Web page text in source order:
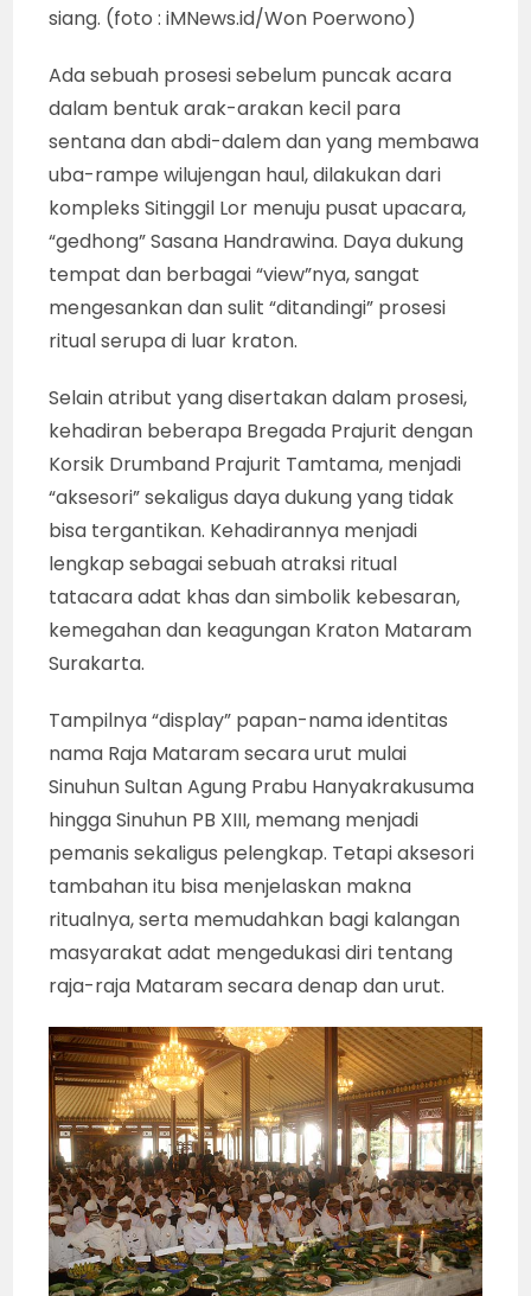
siang. (foto : iMNews.id/Won Poerwono)
Ada sebuah prosesi sebelum puncak acara
dalam bentuk arak-arakan kecil para
sentana dan abdi-dalem dan yang membawa
uba-rampe wilujengan haul, dilakukan dari
kompleks Sitinggil Lor menuju pusat upacara,
“gedhong” Sasana Handrawina. Daya dukung
tempat dan berbagai “view”nya, sangat
mengesankan dan sulit “ditandingi” prosesi
ritual serupa di luar kraton.
Selain atribut yang disertakan dalam prosesi,
kehadiran beberapa Bregada Prajurit dengan
Korsik Drumband Prajurit Tamtama, menjadi
“aksesori” sekaligus daya dukung yang tidak
bisa tergantikan. Kehadirannya menjadi
lengkap sebagai sebuah atraksi ritual
tatacara adat khas dan simbolik kebesaran,
kemegahan dan keagungan Kraton Mataram
Surakarta.
Tampilnya “display” papan-nama identitas
nama Raja Mataram secara urut mulai
Sinuhun Sultan Agung Prabu Hanyakrakusuma
hingga Sinuhun PB XIII, memang menjadi
pemanis sekaligus pelengkap. Tetapi aksesori
tambahan itu bisa menjelaskan makna
ritualnya, serta memudahkan bagi kalangan
masyarakat adat mengedukasi diri tentang
raja-raja Mataram secara denap dan urut.